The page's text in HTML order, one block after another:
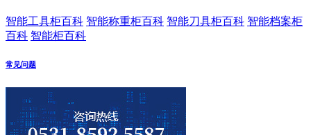
智能工具柜百科 智能称重柜百科 智能刀具柜百科 智能档案柜
百科 智能柜百科
常见问题